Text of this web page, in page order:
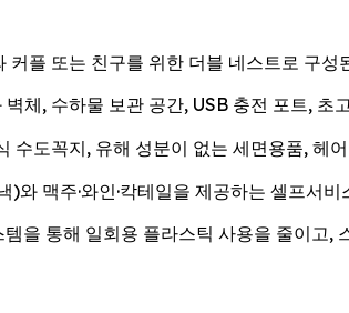
플 또는 친구를 위한 더블 네스트로 구성
체, 수하물 보관 공간, USB 충전 포트,
수도꼭지, 유해 성분이 없는 세면용품,
맥주·와인·칵테일을 제공하는 셀프서비
을 통해 일회용 플라스틱 사용을 줄이고